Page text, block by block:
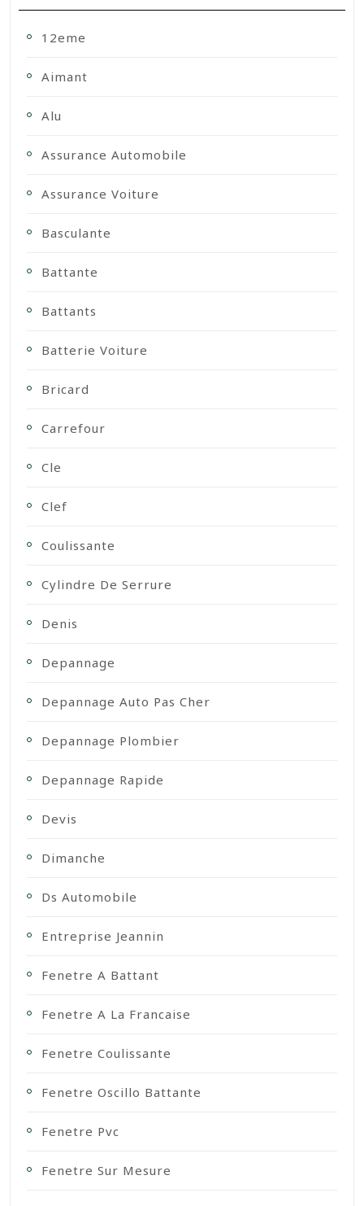
12eme
Aimant
Alu
Assurance Automobile
Assurance Voiture
Basculante
Battante
Battants
Batterie Voiture
Bricard
Carrefour
Cle
Clef
Coulissante
Cylindre De Serrure
Denis
Depannage
Depannage Auto Pas Cher
Depannage Plombier
Depannage Rapide
Devis
Dimanche
Ds Automobile
Entreprise Jeannin
Fenetre A Battant
Fenetre A La Francaise
Fenetre Coulissante
Fenetre Oscillo Battante
Fenetre Pvc
Fenetre Sur Mesure